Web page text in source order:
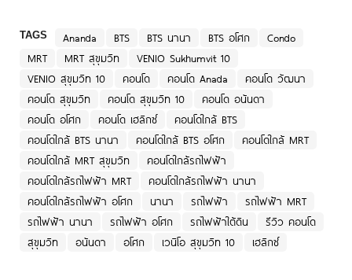
TAGS Ananda BTS BTS นานา BTS อโศก
Condo
MRT
MRT สุขุมวิท
VENIO Sukhumvit 10
VENIO สุขุมวิท 10
คอนโด คอนโด Anada
คอนโด วัฒนา
คอนโด สุขุมวิท
คอนโด สุขุมวิท 10
คอนโด อนันดา
คอนโด อโศก
คอนโด เฮลิกซ์
คอนโดใกล้ BTS
คอนโดใกล้ BTS นานา
คอนโดใกล้ BTS อโศก
คอนโดใกล้ MRT
คอนโดใกล้ MRT สุขุมวิท
คอนโดใกล้รถไฟฟ้า
คอนโดใกล้รถไฟฟ้า MRT
คอนโดใกล้รถไฟฟ้า นานา
คอนโดใกล้รถไฟฟ้า อโศก
นานา รถไฟฟ้า
รถไฟฟ้า MRT
รถไฟฟ้า นานา
รถไฟฟ้า อโศก รถไฟฟ้าใต้ดิน
รีวิว คอนโด
สุขุมวิท
อนันดา อโศก เวนิโอ สุขุมวิท 10 เฮลิกซ์